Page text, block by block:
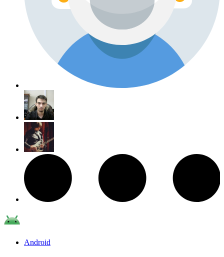
Android